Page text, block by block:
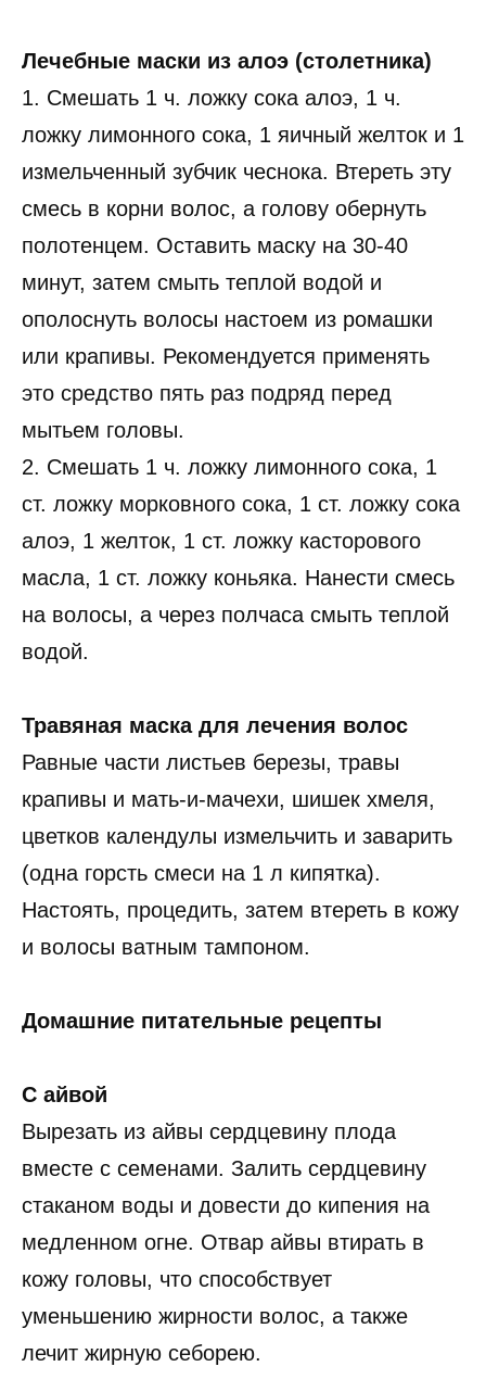
Лечебные маски из алоэ (столетника)
1. Смешать 1 ч. ложку сока алоэ, 1 ч.
ложку лимонного сока, 1 яичный желток и 1
измельченный зубчик чеснока. Втереть эту
смесь в корни волос, а голову обернуть
полотенцем. Оставить маску на 30-40
минут, затем смыть теплой водой и
ополоснуть волосы настоем из ромашки
или крапивы. Рекомендуется применять
это средство пять раз подряд перед
мытьем головы.
2. Смешать 1 ч. ложку лимонного сока, 1
ст. ложку морковного сока, 1 ст. ложку сока
алоэ, 1 желток, 1 ст. ложку касторового
масла, 1 ст. ложку коньяка. Нанести смесь
на волосы, а через полчаса смыть теплой
водой.
Травяная маска для лечения волос
Равные части листьев березы, травы
крапивы и мать-и-мачехи, шишек хмеля,
цветков календулы измельчить и заварить
(одна горсть смеси на 1 л кипятка).
Настоять, процедить, затем втереть в кожу
и волосы ватным тампоном.
Домашние питательные рецепты
С айвой
Вырезать из айвы сердцевину плода
вместе с семенами. Залить сердцевину
стаканом воды и довести до кипения на
медленном огне. Отвар айвы втирать в
кожу головы, что способствует
уменьшению жирности волос, а также
лечит жирную себорею.